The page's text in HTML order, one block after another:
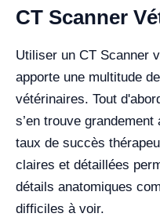
CT Scanner
Utiliser un CT Scanner
apporte une multitude
vétérinaires. Tout
s’en trouve
taux de succès
claires et détaillées
détails anatomiques
difficiles à voir.